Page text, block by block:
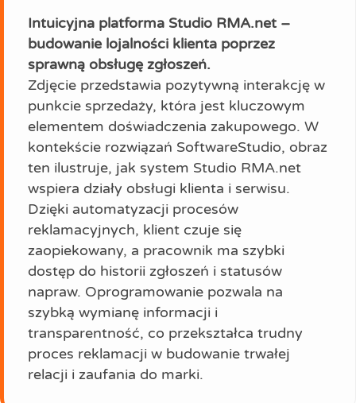
Intuicyjna platforma Studio RMA.net –
budowanie lojalności klienta poprzez
sprawną obsługę zgłoszeń.
Zdjęcie przedstawia pozytywną interakcję w
punkcie sprzedaży, która jest kluczowym
elementem doświadczenia zakupowego. W
kontekście rozwiązań SoftwareStudio, obraz
ten ilustruje, jak system Studio RMA.net
wspiera działy obsługi klienta i serwisu.
Dzięki automatyzacji procesów
reklamacyjnych, klient czuje się
zaopiekowany, a pracownik ma szybki
dostęp do historii zgłoszeń i statusów
napraw. Oprogramowanie pozwala na
szybką wymianę informacji i
transparentność, co przekształca trudny
proces reklamacji w budowanie trwałej
relacji i zaufania do marki.